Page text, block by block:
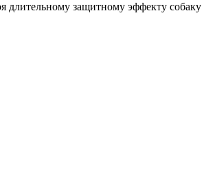
длительному защитному эффекту собаку